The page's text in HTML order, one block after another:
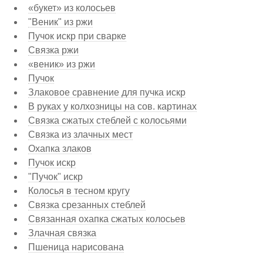
«букет» из колосьев
"Веник" из ржи
Пучок искр при сварке
Связка ржи
«веник» из ржи
Пучок
Злаковое сравнение для пучка искр
В руках у колхозницы на сов. картинах
Связка сжатых стеблей с колосьями
Связка из злачных мест
Охапка злаков
Пучок искр
"Пучок" искр
Колосья в тесном кругу
Связка срезанных стеблей
Связанная охапка сжатых колосьев
Злачная связка
Пшеница нарисована